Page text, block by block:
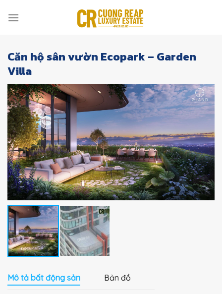
Căn hộ sân vườn Ecopark – Garden
Villa
Mô tả bất động sản Bản đồ